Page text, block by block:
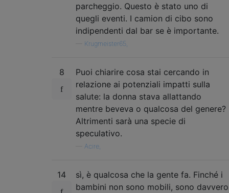
parcheggio. Questo è stato uno di
quegli eventi. I camion di cibo sono
indipendenti dal bar se è importante.
Krugmeister65,
8
Puoi chiarire cosa stai cercando in
relazione ai potenziali impatti sulla
salute: la donna stava allattando
mentre beveva o qualcosa del genere?
Altrimenti sarà una specie di
speculativo.
Acire,
14
sì, è qualcosa che la gente fa. Finché i
bambini non sono mobili, sono davvero